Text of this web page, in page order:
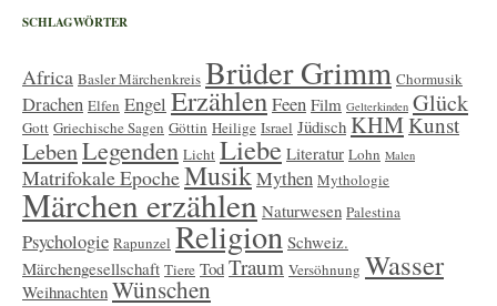
SCHLAGWÖRTER
Africa Basler Märchenkreis Brüder Grimm Chormusik
Drachen Elfen Engel ErzählenFeen Film Gelterkinden Glück
Gott Griechische Sagen Göttin Heilige Israel Jüdisch KHMKunst
LebenLegenden Licht Liebe Literatur Lohn Malen
Matrifokale EpocheMusikMythen Mythologie
Märchen erzählen Naturwesen Palestina
Psychologie Rapunzel Religion Schweiz.
Märchengesellschaft Tiere Tod Traum Versöhnung Wasser
Weihnachten Wünschen